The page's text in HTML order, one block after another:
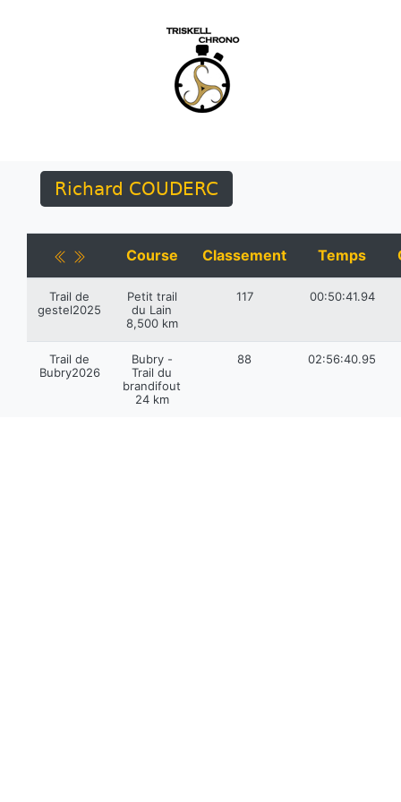
Richard COUDERC
Course Classement Temps
Trail de
gestel2025
Petit trail
du Lain
8,500 km
117 00:50:41.94
Trail de
Bubry2026
Bubry -
Trail du
brandifout
24 km
88 02:56:40.95